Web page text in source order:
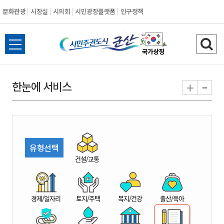
문화관광 시장실 시의회 시민광장플랫폼 인구정책
시
민
권
시
산
전
체
뉴
열
검
색
기
한눈에 서비스 + -
유형선택
건설/교통
경제/일자리 토지/주택 복지/건강 출산/육아